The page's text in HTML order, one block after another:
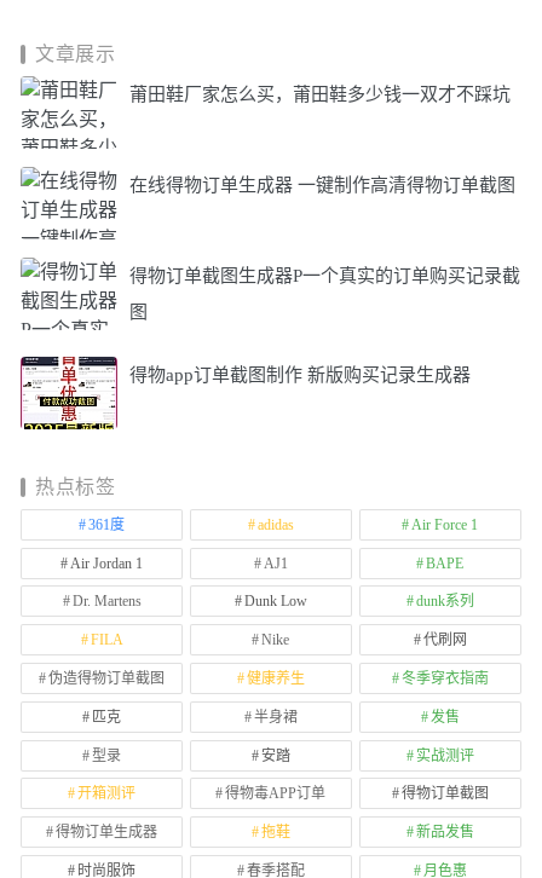
文章展示
莆田鞋厂家怎么买，莆田鞋多少钱一双才不踩坑
在线得物订单生成器 一键制作高清得物订单截图
得物订单截图生成器P一个真实的订单购买记录截
图
得物app订单截图制作 新版购买记录生成器
热点标签
361度 adidas Air Force 1
Air Jordan 1 AJ1 BAPE
Dr. Martens Dunk Low dunk系列
FILA Nike 代刷网
伪造得物订单截图 健康养生 冬季穿衣指南
匹克 半身裙 发售
型录 安踏 实战测评
开箱测评 得物毒APP订单 得物订单截图
得物订单生成器 拖鞋 新品发售
时尚服饰 春季搭配 月色惠